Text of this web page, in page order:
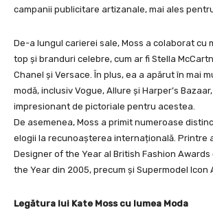
campanii publicitare artizanale, mai ales
De-a lungul carierei sale, Moss a colaborat cu
top și branduri celebre, cum ar fi Stella
Chanel și Versace. În plus, ea a apărut în mai
modă, inclusiv Vogue, Allure și Harper’s
impresionant de pictoriale pentru acestea.
De asemenea, Moss a primit numeroase
elogii la recunoașterea internațională. Printre
Designer of the Year al British Fashion Awards
the Year din 2005, precum și Supermodel Icon
Legătura lui Kate Moss cu lumea Moda